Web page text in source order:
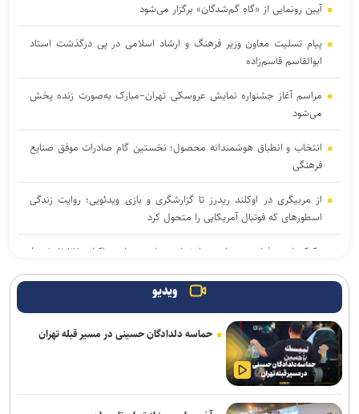
آیین رونمایی از «گاهِ گم‌شدگان» برگزار می‌شود
پیام تسلیت معاون وزیر فرهنگ و ارشاد اسلامی در پی درگذشت استاد
ابوالقاسم قاسم‌زاده
مراسم آغاز جشنواره نمایش عروسکی تهران–مبارک به‌صورت زنده پخش
می‌شود
انتخاب و انطباق هوشمندانه محصول؛ نخستین گام صادرات موفق صنایع
فرهنگی
از مربیگری در اوکلند ریدرز تا گزارشگری و بازی ویدئویی؛ روایت زندگی
اسطورهای که فوتبال آمریکایی را متحول کرد
«کوکوملون: فیلم سینمایی» با تریلری جادویی راهی اکران ۲۰۲۷ شد /
پیام‌های روز خبرنگار نهادهای فرهنگی و هنری؛ از پاسداشت حقیقت تا
روایت فرهنگ و هنر
روایت قربانیان خاموش جنگ به زبان ژاپنی منتشر شد
ویدیو
حماسه دلدادگان حسینی در مسیر قبله تهران